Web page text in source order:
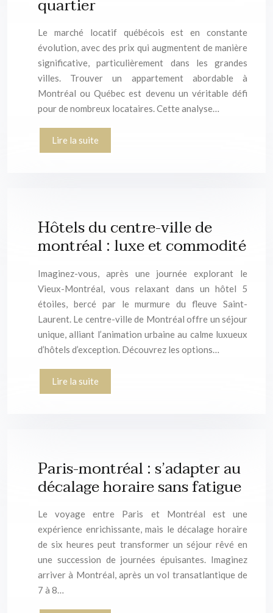
quartier
Le marché locatif québécois est en constante
évolution, avec des prix qui augmentent de manière
significative, particulièrement dans les grandes
villes. Trouver un appartement abordable à
Montréal ou Québec est devenu un véritable défi
pour de nombreux locataires. Cette analyse…
Lire la suite
Hôtels du centre-ville de
montréal : luxe et commodité
Imaginez-vous, après une journée explorant le
Vieux-Montréal, vous relaxant dans un hôtel 5
étoiles, bercé par le murmure du fleuve Saint-
Laurent. Le centre-ville de Montréal offre un séjour
unique, alliant l’animation urbaine au calme luxueux
d’hôtels d’exception. Découvrez les options…
Lire la suite
Paris-montréal : s’adapter au
décalage horaire sans fatigue
Le voyage entre Paris et Montréal est une
expérience enrichissante, mais le décalage horaire
de six heures peut transformer un séjour rêvé en
une succession de journées épuisantes. Imaginez
arriver à Montréal, après un vol transatlantique de
7 à 8…